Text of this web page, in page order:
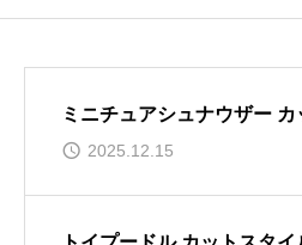
ミニチュアシュナウザー
2025.12.15